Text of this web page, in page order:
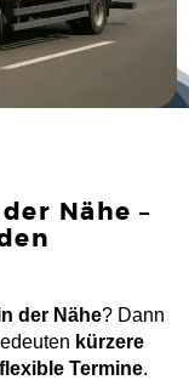
Nähe –
der Nähe? Dann
kürzere
flexible Termine.